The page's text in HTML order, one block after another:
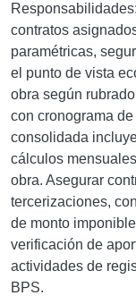
contratos
paramétricas,
el punto de vista
obra según
con cronograma
consolidada
cálculos
obra. Asegurar
tercerizaciones,
de monto
verificación de
actividades de
BPS.